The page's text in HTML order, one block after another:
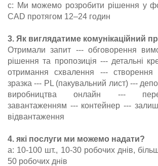
c: Ми можемо розробити рішення у
CAD протягом 12–24 годин
3. Як виглядатиме комунікаційний
Отримали запит --- обговорення
рішення та пропозиція --- детальні
отримання схвалення --- створення
зразка --- PL (пакувальний лист) ---
виробництва онлайн ---
завантаженням --- контейнер ---
відвантаження
4. які послуги ми можемо надати?
a: 10-100 шт., 10-30 робочих днів,
50 робочих днів